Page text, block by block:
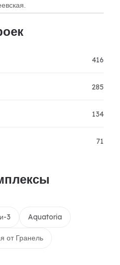
416
285
134
71
3 Aquatoria
от Гранель